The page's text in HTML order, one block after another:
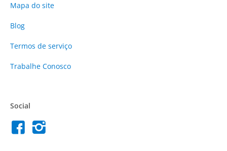
Mapa do site
Blog
Termos de serviço
Trabalhe Conosco
Social